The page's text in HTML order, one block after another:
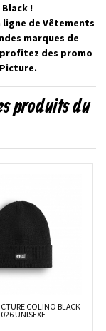
!
ligne de Vêtements
marques de
profitez des promo
produits du
COLINO BLACK
UNISEXE